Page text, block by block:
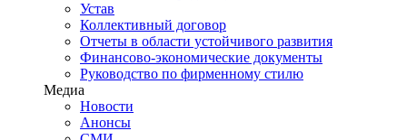
Устав
Коллективный договор
Отчеты в области устойчивого развития
Финансово-экономические документы
Руководство по фирменному стилю
Медиа
Новости
Анонсы